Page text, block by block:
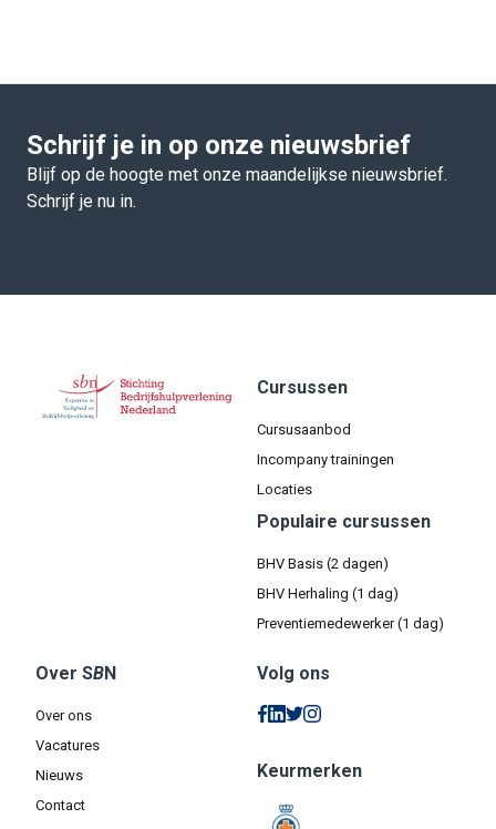
Schrijf je in op onze nieuwsbrief
Blijf op de hoogte met onze maandelijkse nieuwsbrief.
Schrijf je nu in.
Cursussen
Cursusaanbod
Incompany trainingen
Locaties
Populaire cursussen
BHV Basis (2 dagen)
BHV Herhaling (1 dag)
Preventiemedewerker (1 dag)
Over SBN
Over ons
Vacatures
Nieuws
Contact
Volg ons
Keurmerken